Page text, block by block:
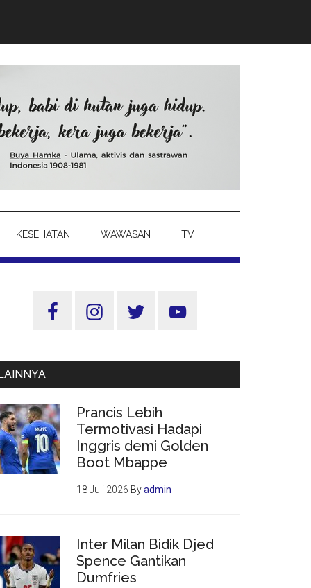
KESEHATAN WAWASAN TV
Prancis Lebih
Termotivasi Hadapi
Inggris demi Golden
Boot Mbappe
18 Juli 2026 Byadmin
Inter Milan Bidik Djed
Spence Gantikan
Dumfries